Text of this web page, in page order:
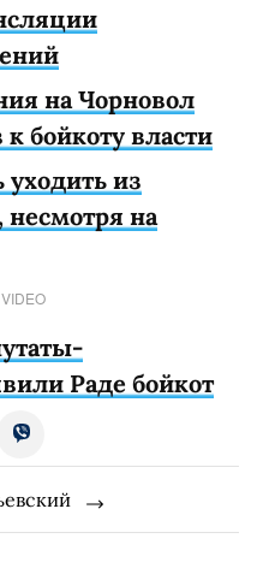
на Чорновол
бойкоту власти
уходить из
на
Раде бойкот